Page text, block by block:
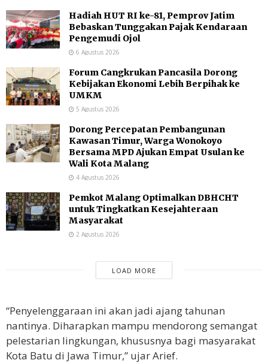
Hadiah HUT RI ke-81, Pemprov Jatim
Bebaskan Tunggakan Pajak Kendaraan
Pengemudi Ojol
6 Agustus 2026
Forum Cangkrukan Pancasila Dorong
Kebijakan Ekonomi Lebih Berpihak ke
UMKM
5 Agustus 2026
Dorong Percepatan Pembangunan
Kawasan Timur, Warga Wonokoyo
Bersama MPD Ajukan Empat Usulan ke
Wali Kota Malang
4 Agustus 2026
Pemkot Malang Optimalkan DBHCHT
untuk Tingkatkan Kesejahteraan
Masyarakat
2 Agustus 2026
LOAD MORE
“Penyelenggaraan ini akan jadi ajang tahunan
nantinya. Diharapkan mampu mendorong semangat
pelestarian lingkungan, khususnya bagi masyarakat
Kota Batu di Jawa Timur,” ujar Arief.